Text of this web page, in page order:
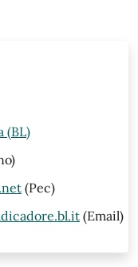
(BL)
(Pec)
(Email)